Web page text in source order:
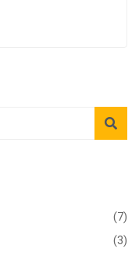
(7)
(3)